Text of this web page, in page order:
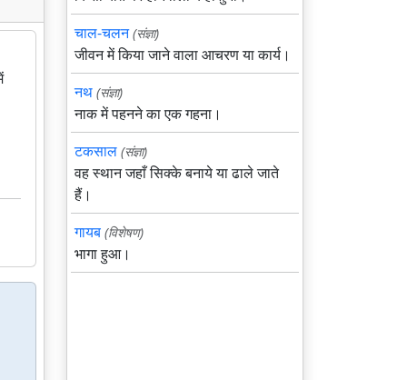
चाल-चलन (संज्ञा)
जीवन में किया जाने वाला आचरण या कार्य।
नथ (संज्ञा)
नाक में पहनने का एक गहना।
टकसाल (संज्ञा)
वह स्थान जहाँ सिक्के बनाये या ढाले जाते
हैं।
गायब (विशेषण)
भागा हुआ।